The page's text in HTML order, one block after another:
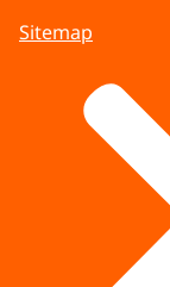
Sitemap